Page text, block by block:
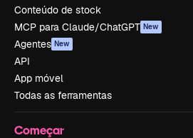
Conteúdo de stock
MCP para Claude/ChatGPT New
Agentes New
API
App móvel
Todas as ferramentas
Começar